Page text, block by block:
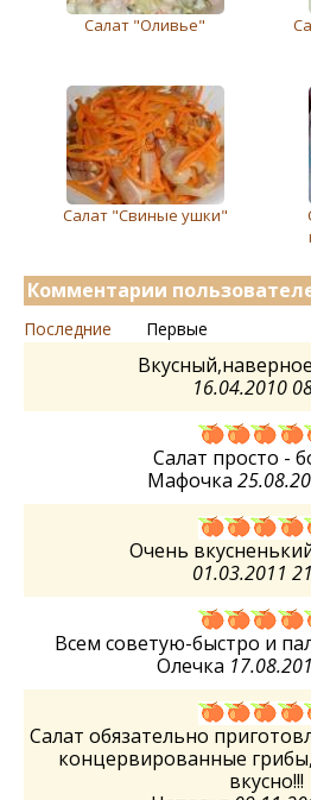
Салат "Оливьe"
Салат "Свиные ушки"
Комментарии
Последние Первые
16.04.2010
Салат просто -
Мафочка
Очень
01.03.2011
Всем советую-быстро и
Олечка
Салат обязательно
концервированные
вкусно!!!